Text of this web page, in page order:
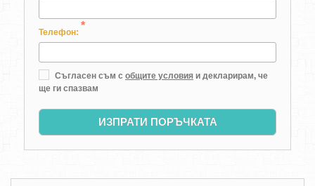
Телефон:
*
Съгласен съм с общите условия и декларирам, че
ще ги спазвам
ИЗПРАТИ ПОРЪЧКАТА